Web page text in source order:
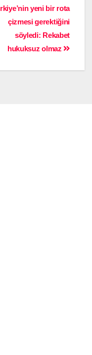
yeni bir rota
çizmesi gerektiğini
söyledi: Rekabet
hukuksuz olmaz